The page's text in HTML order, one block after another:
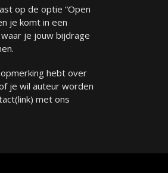
op de optie “Open
je komt in een
je jouw bijdrage
hebt over
je wil auteur worden
(link) met ons